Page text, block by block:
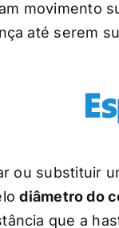
movimento
até serem
ou substituir
diâmetro do
que a